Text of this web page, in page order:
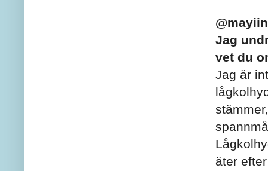
@mayiin
Jag
vet du
Jag är
äter